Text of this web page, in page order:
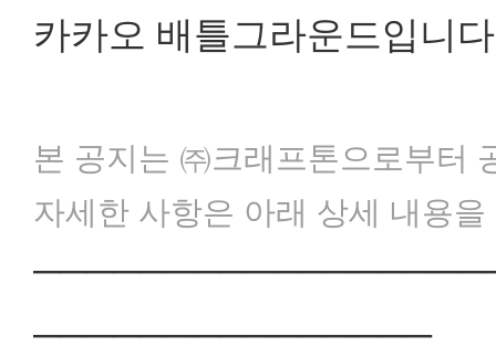
카카오 배틀그라운드입니
본 공지는 ㈜크래프톤으로부터
자세한 사항은 아래 상세 내용
───────────────